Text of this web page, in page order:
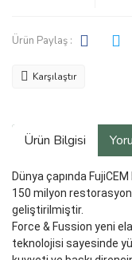
Ürün Paylaş :
Karşılaştır
Ürün Bilgisi
Dünya çapında FujiCEM
150 milyon
geliştirilmiştir.
Force & Fussion yeni
teknolojisi sayesinde